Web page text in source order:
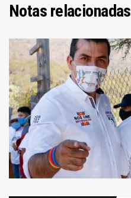
Notas relacionadas